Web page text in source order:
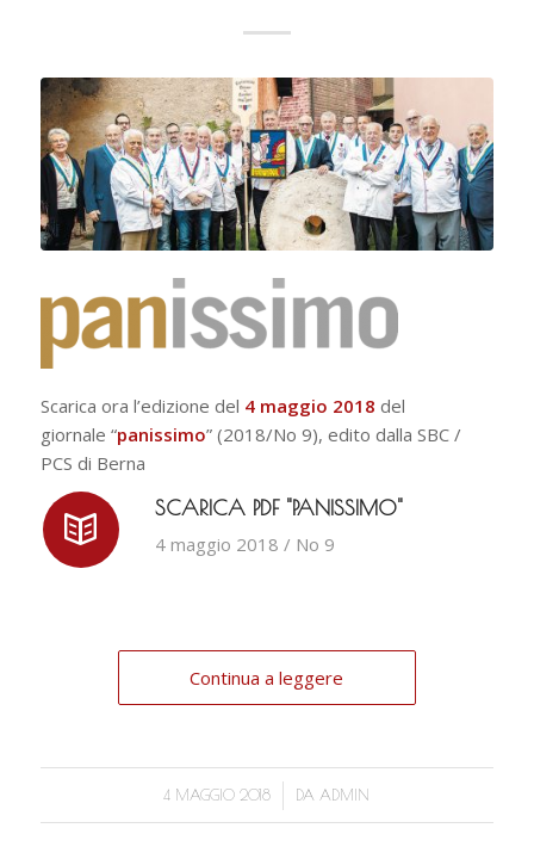
Scarica ora l’edizione del 4 maggio 2018 del
giornale “panissimo” (2018/No 9), edito dalla SBC /
PCS di Berna
SCARICA PDF "PANISSIMO"
4 maggio 2018 / No 9
Continua a leggere
4 MAGGIO 2018
/ DA ADMIN